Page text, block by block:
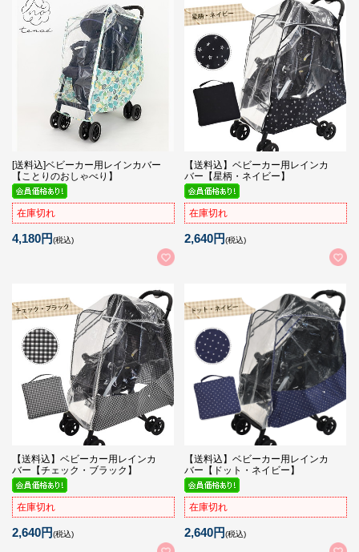
[送料込]ベビーカー用レインカバー
【ことりのおしゃべり】
在庫切れ
4,180円(税込)
【送料込】ベビーカー用レインカ
バー【星柄・ネイビー】
在庫切れ
2,640円(税込)
【送料込】ベビーカー用レインカ
バー【チェック・ブラック】
在庫切れ
2,640円(税込)
【送料込】ベビーカー用レインカ
バー【ドット・ネイビー】
在庫切れ
2,640円(税込)